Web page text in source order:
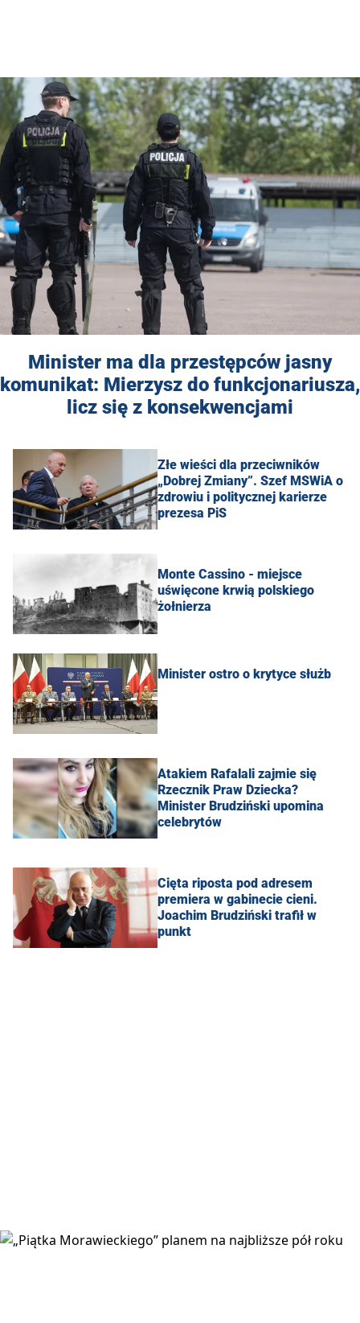
Minister ma dla przestępców jasny
komunikat: Mierzysz do funkcjonariusza,
licz się z konsekwencjami
Złe wieści dla przeciwników
„Dobrej Zmiany”. Szef MSWiA o
zdrowiu i politycznej karierze
prezesa PiS
Monte Cassino - miejsce
uświęcone krwią polskiego
żołnierza
Minister ostro o krytyce służb
Atakiem Rafalali zajmie się
Rzecznik Praw Dziecka?
Minister Brudziński upomina
celebrytów
Cięta riposta pod adresem
premiera w gabinecie cieni.
Joachim Brudziński trafił w
punkt